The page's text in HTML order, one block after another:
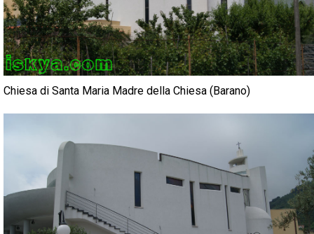
Chiesa di Santa Maria Madre della Chiesa (Barano)